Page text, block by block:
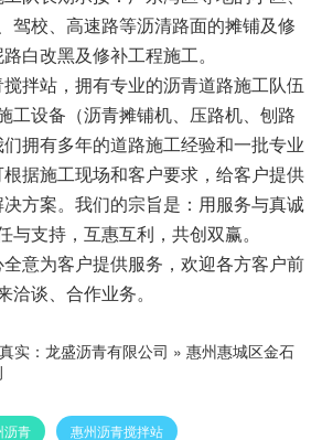
驾校、高速路等沥清路面的摊铺及修
白改黑及修补工程施工。
拌站，拥有专业的沥青道路施工队伍
工设备（沥青摊铺机、压路机、刨路
拥有多年的道路施工经验和一批专业
据施工现场和客户要求，给客户提供
方案。我们的宗旨是：用服务与真诚
与支持，互惠互利，共创双赢。
意为客户提供服务，欢迎各方客户前
洽谈、合作业务。
实： 龙盛沥青有限公司 » 惠州惠城区金石
沥青 惠州沥青搅拌站